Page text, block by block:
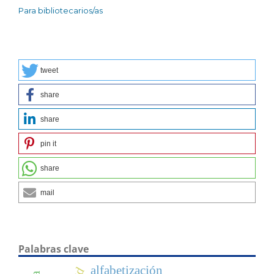
Para bibliotecarios/as
tweet
share
share
pin it
share
mail
Palabras clave
alfabetización